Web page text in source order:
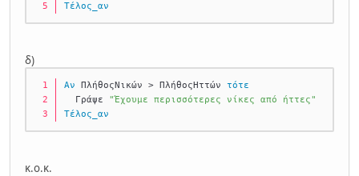
Τέλος_αν
δ)
Αν ΠλήθοςΝικών > ΠλήθοςΗττών τότε
Γράψε "Έχουμε περισσότερες νίκες από ήττες"
Τέλος_αν
κ.ο.κ.